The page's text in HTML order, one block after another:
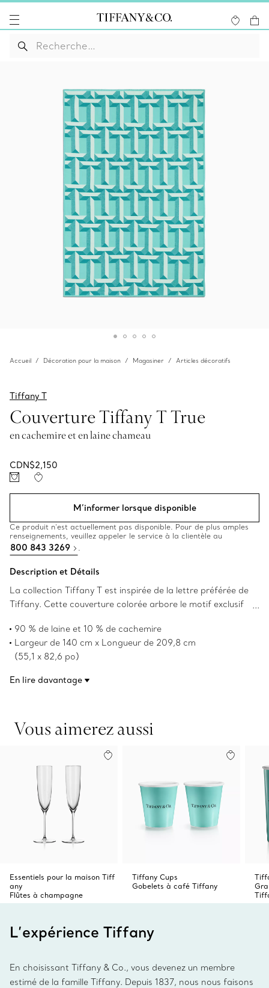
Accueil Décoration pour la maison Magasiner Articles décoratifs
Tiffany T
Couverture Tiffany T True
en cachemire et en laine chameau
CDN$2,150
M’informer lorsque disponible
Ce produit n’est actuellement pas disponible. Pour de plus amples
renseignements, veuillez appeler le service à la clientèle au
800 843 3269 .
Description et Détails
La collection Tiffany T est inspirée de la lettre préférée de
Tiffany. Cette couverture colorée arbore le motif exclusif
confectionné en cachemire et en laine.
90 % de laine et 10 % de cachemire
Largeur de 140 cm x Longueur de 209,8 cm
(55,1 x 82,6 po)
Fait au Royaume-Uni
En lire davantage
Vous aimerez aussi
Essentiels pour la maison Tiff
any
Flûtes à champagne
Tiffany Cups
Gobelets à café Tiffany
L’expérience Tiffany
En choisissant Tiffany & Co., vous devenez un membre
estimé de la famille Tiffany. Depuis 1837, nous nous faisons